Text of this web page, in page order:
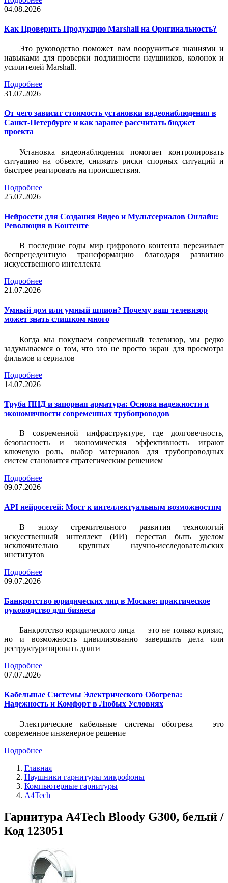
04.08.2026
Как Проверить Продукцию Marshall на Оригинальность?
Это руководство поможет вам вооружиться знаниями и
навыками для проверки подлинности наушников, колонок и
усилителей Marshall.
Подробнее
31.07.2026
От чего зависит стоимость установки видеонаблюдения в
Санкт-Петербурге и как заранее рассчитать бюджет
проекта
Установка видеонаблюдения помогает контролировать
ситуацию на объекте, снижать риски спорных ситуаций и
быстрее реагировать на происшествия.
Подробнее
25.07.2026
Нейросети для Создания Видео и Мультсериалов Онлайн:
Революция в Контенте
В последние годы мир цифрового контента переживает
беспрецедентную трансформацию благодаря развитию
искусственного интеллекта
Подробнее
21.07.2026
Умный дом или умный шпион? Почему ваш телевизор
может знать слишком много
Когда мы покупаем современный телевизор, мы редко
задумываемся о том, что это не просто экран для просмотра
фильмов и сериалов
Подробнее
14.07.2026
Труба ПНД и запорная арматура: Основа надежности и
экономичности современных трубопроводов
В современной инфраструктуре, где долговечность,
безопасность и экономическая эффективность играют
ключевую роль, выбор материалов для трубопроводных
систем становится стратегическим решением
Подробнее
09.07.2026
API нейросетей: Мост к интеллектуальным возможностям
В эпоху стремительного развития технологий
искусственный интеллект (ИИ) перестал быть уделом
исключительно крупных научно-исследовательских
институтов
Подробнее
09.07.2026
Банкротство юридических лиц в Москве: практическое
руководство для бизнеса
Банкротство юридического лица — это не только кризис,
но и возможность цивилизованно завершить дела или
реструктуризировать долги
Подробнее
07.07.2026
Кабельные Системы Электрического Обогрева:
Надежность и Комфорт в Любых Условиях
Электрические кабельные системы обогрева – это
современное инженерное решение
Подробнее
Главная
Наушники гарнитуры микрофоны
Компьютерные гарнитуры
A4Tech
Гарнитура A4Tech Bloody G300, белый /
Код 123051